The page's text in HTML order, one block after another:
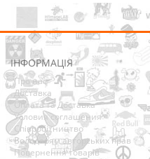
ІНФОРМАЦІЯ
Про нас
Доставка
Оплата та Доставка
Условия соглашения
Співробітництво
Володарям авторських прав
Повернення товарів